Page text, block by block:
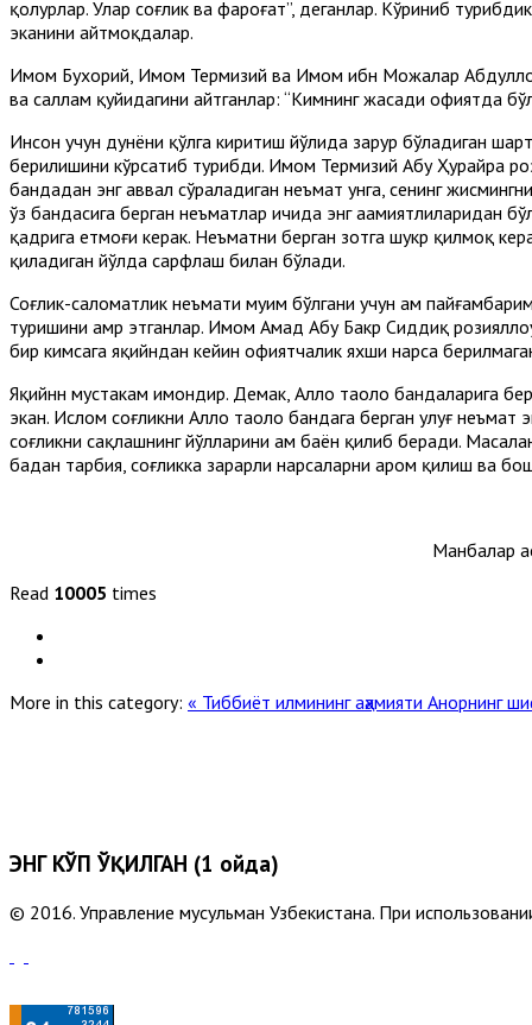
қолурлар. Улар соғлик ва фароғат”, деганлар. Кўриниб
эканини айтмоқдалар.
Имом Бухорий, Имом Термизий ва Имом ибн Можалар Абдуллоҳ
ва саллам қуйидагини айтганлар: “Кимнинг жасади офиятда
Инсон учун дунёни қўлга киритиш йўлида зарур бўладиган
берилишини кўрсатиб турибди. Имом Термизий Абу Ҳурайра
бандадан энг аввал сўраладиган неъмат унга, сенинг
ўз бандасига берган неъматлар ичида энг аҳамиятлиларидан
қадрига етмоғи керак. Неъматни берган зотга шукр қилмоқ
қиладиган йўлда сарфлаш билан бўлади.
Соғлик-саломатлик неъмати муҳим бўлгани учун ҳам
туришини амр этганлар. Имом Аҳмад Абу Бакр Сиддиқ
бир кимсага яқийндан кейин офиятчалик яхши нарса
Яқийнн мустаҳкам имондир. Демак, Аллоҳ таоло бандаларига
экан. Ислом соғликни Аллоҳ таоло бандага берган улуғ
соғликни сақлашнинг йўлларини ҳам баён қилиб беради.
бадан тарбия, соғликка зарарли нарсаларни ҳаром қилиш ва
Манбалар
Read 10005 times
More in this category: « Тиббиёт илмининг аҳамияти Анорнинг
ЭНГ КЎП ЎҚИЛГАН (1 ойда)
© 2016. Управление мусульман Узбекистана. При